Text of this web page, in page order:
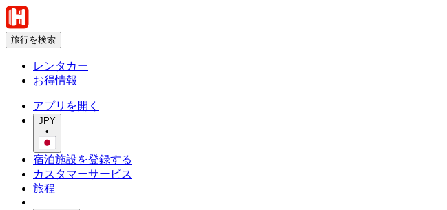
旅行を検索
レンタカー
お得情報
アプリを開く
JPY
•
宿泊施設を登録する
カスタマーサービス
旅程